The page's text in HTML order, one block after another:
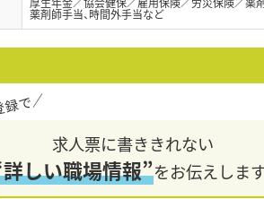
薬剤師手当、時間外手当など
求人票に書ききれない
しい職場情報”をお伝えします